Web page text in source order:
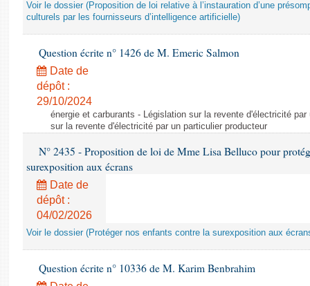
Voir le dossier (Proposition de loi relative à l’instauration d’une
culturels par les fournisseurs d’intelligence artificielle)
Question écrite n° 1426 de M. Emeric Salmon
Date de
dépôt :
29/10/2024
énergie et carburants - Législation sur la revente d'électricité
sur la revente d'électricité par un particulier producteur
N° 2435 - Proposition de loi de Mme Lisa Belluco pour
surexposition aux écrans
Date de
dépôt :
04/02/2026
Voir le dossier (Protéger nos enfants contre la surexposition aux
Question écrite n° 10336 de M. Karim Benbrahim